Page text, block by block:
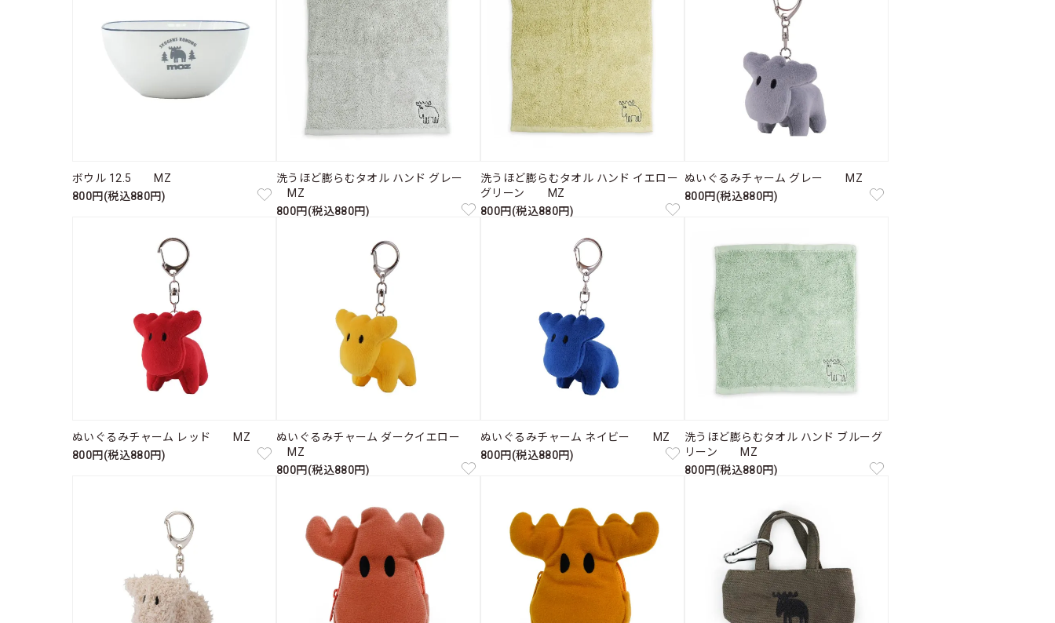
ボウル 12.5 MZ
800円(税込880円)
洗うほど膨らむタオル ハンド グレー
MZ
800円(税込880円)
洗うほど膨らむタオル ハンド イエロー
グリーン MZ
800円(税込880円)
ぬいぐるみチャーム グレー MZ
800円(税込880円)
ぬいぐるみチャーム レッド MZ
800円(税込880円)
ぬいぐるみチャーム ダークイエロー
MZ
800円(税込880円)
ぬいぐるみチャーム ネイビー MZ
800円(税込880円)
洗うほど膨らむタオル ハンド ブルーグ
リーン MZ
800円(税込880円)